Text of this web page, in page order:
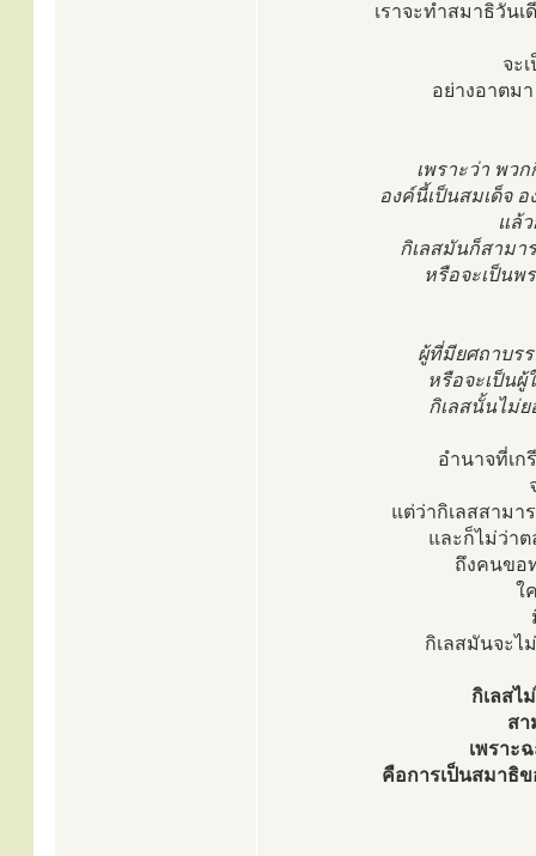
เราจะทำสมาธิวันเ
จะ
อย่างอาตม
เพราะว่า พว
องค์นี้เป็นสมเด็จ
แล้
กิเลสมันก็สามา
หรือจะเป็นพ
ผู้ที่มียศถาบร
หรือจะเป็น
กิเลสนั้นไม่
อำนาจที่เก
แต่ว่ากิเลสสามา
และก็ไม่ว่า
ถึงคนขอ
ใ
กิเลสมันจะไ
กิเลสไ
สา
เพราะ
คือการเป็นสมาธิข